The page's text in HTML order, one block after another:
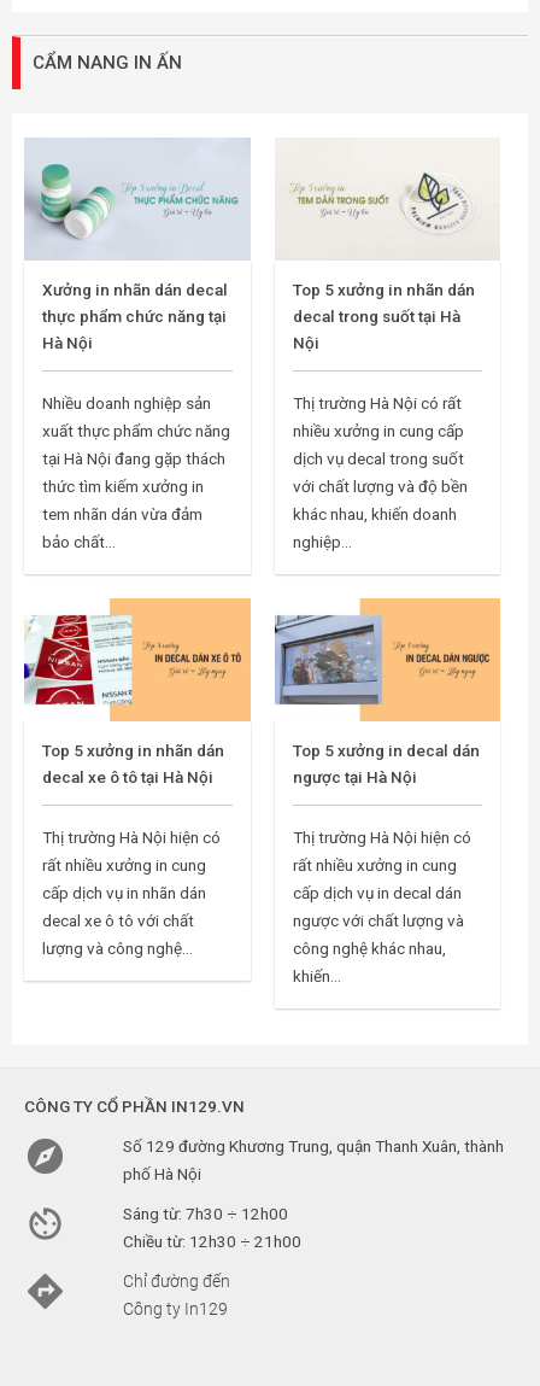
CẨM NANG IN ẤN
Xưởng in nhãn dán decal
thực phẩm chức năng tại
Hà Nội
Nhiều doanh nghiệp sản
xuất thực phẩm chức năng
tại Hà Nội đang gặp thách
thức tìm kiếm xưởng in
tem nhãn dán vừa đảm
bảo chất...
Top 5 xưởng in nhãn dán
decal trong suốt tại Hà
Nội
Thị trường Hà Nội có rất
nhiều xưởng in cung cấp
dịch vụ decal trong suốt
với chất lượng và độ bền
khác nhau, khiến doanh
nghiệp...
Top 5 xưởng in nhãn dán
decal xe ô tô tại Hà Nội
Thị trường Hà Nội hiện có
rất nhiều xưởng in cung
cấp dịch vụ in nhãn dán
decal xe ô tô với chất
lượng và công nghệ...
Top 5 xưởng in decal dán
ngược tại Hà Nội
Thị trường Hà Nội hiện có
rất nhiều xưởng in cung
cấp dịch vụ in decal dán
ngược với chất lượng và
công nghệ khác nhau,
khiến...
CÔNG TY CỔ PHẦN IN129.VN

Số 129 đường Khương Trung, quận Thanh Xuân, thành
phố Hà Nội

Sáng từ: 7h30 ÷ 12h00
Chiều từ: 12h30 ÷ 21h00

Chỉ đường đến
Công ty In129